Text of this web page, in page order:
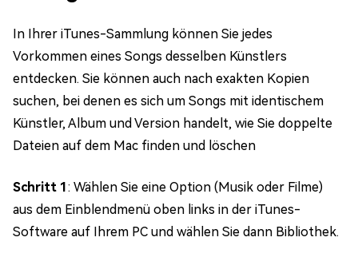
In Ihrer iTunes-Sammlung können Sie jedes
Vorkommen eines Songs desselben Künstlers
entdecken. Sie können auch nach exakten Kopien
suchen, bei denen es sich um Songs mit identischem
Künstler, Album und Version handelt, wie Sie doppelte
Dateien auf dem Mac finden und löschen
Schritt 1: Wählen Sie eine Option (Musik oder Filme)
aus dem Einblendmenü oben links in der iTunes-
Software auf Ihrem PC und wählen Sie dann Bibliothek.